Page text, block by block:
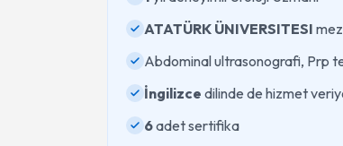
ATATÜRK ÜNIVERSITESI
Abdominal ultrasonografi, Prp
İngilizce dilinde de hizmet
6adet sertifika